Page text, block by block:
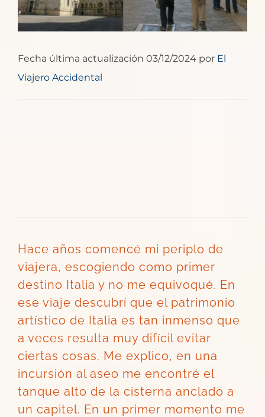
Fecha última actualización 03/12/2024 por El
Viajero Accidental
Hace años comencé mi periplo de
viajera, escogiendo como primer
destino Italia y no me equivoqué. En
ese viaje descubrí que el patrimonio
artístico de Italia es tan inmenso que
a veces resulta muy difícil evitar
ciertas cosas. Me explico, en una
incursión al aseo me encontré el
tanque alto de la cisterna anclado a
un capitel. En un primer momento me